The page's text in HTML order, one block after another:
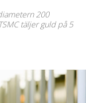
200
täljer guld på 5